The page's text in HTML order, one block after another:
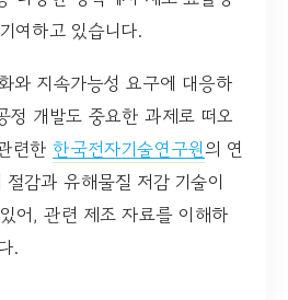
여하고 있습니다.
와 지속가능성 요구에 대응하
정 개발도 중요한 과제로 떠오
련한 한국전자기술연구원의 연
감과 유해물질 저감 기술이
어, 관련 제조 자료를 이해하
.